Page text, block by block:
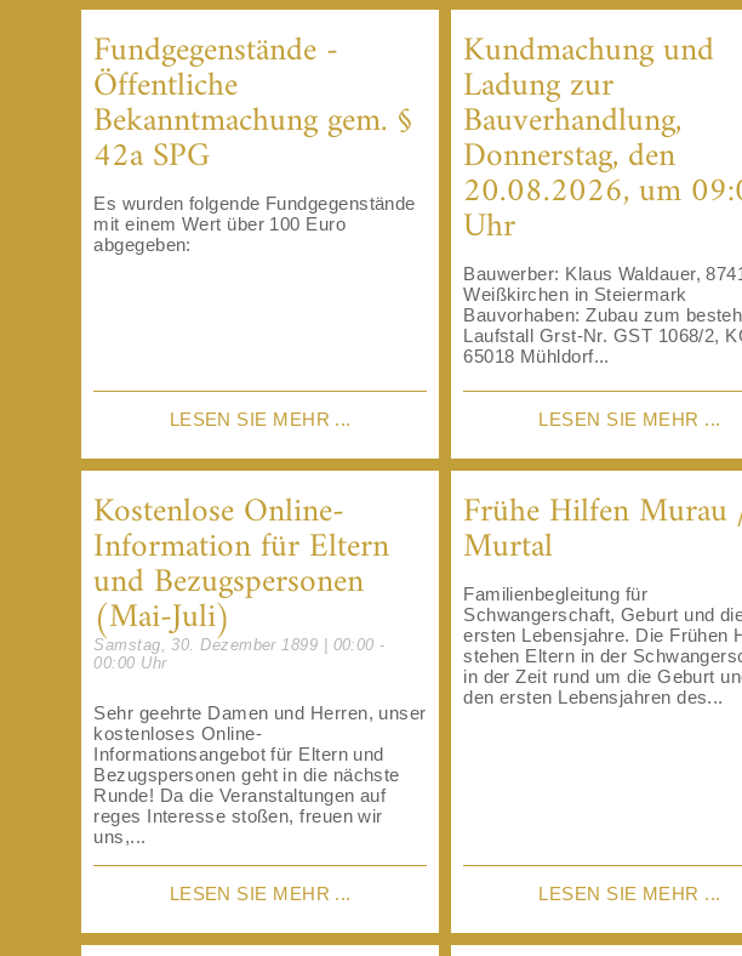
Fundgegenstände -
Öffentliche
Bekanntmachung gem. §
42a SPG
Es wurden folgende Fundgegenstände
mit einem Wert über 100 Euro
abgegeben:
LESEN SIE MEHR ...
Kundmachung und
Ladung zur
Bauverhandlung,
Donnerstag, den
20.08.2026, um
Uhr
Bauwerber: Klaus Waldauer,
Weißkirchen in Steiermark
Bauvorhaben: Zubau zum
Laufstall Grst-Nr. GST 1068/2,
65018 Mühldorf...
LESEN SIE MEHR ...
Kostenlose Online-
Information für Eltern
und Bezugspersonen
(Mai-Juli)
Samstag, 30. Dezember 1899 | 00:00 -
00:00 Uhr
Sehr geehrte Damen und Herren, unser
kostenloses Online-
Informationsangebot für Eltern und
Bezugspersonen geht in die nächste
Runde! Da die Veranstaltungen auf
reges Interesse stoßen, freuen wir
uns,...
LESEN SIE MEHR ...
Frühe Hilfen Murau
Murtal
Familienbegleitung für
Schwangerschaft, Geburt und
ersten Lebensjahre. Die Frühen
stehen Eltern in der
in der Zeit rund um die Geburt
den ersten Lebensjahren des...
LESEN SIE MEHR ...